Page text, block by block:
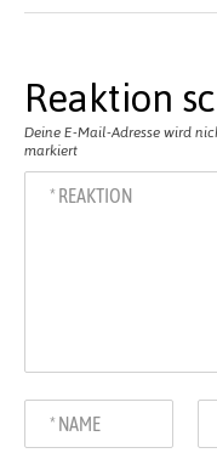
Reaktion
Deine E-Mail-Adresse wird
markiert